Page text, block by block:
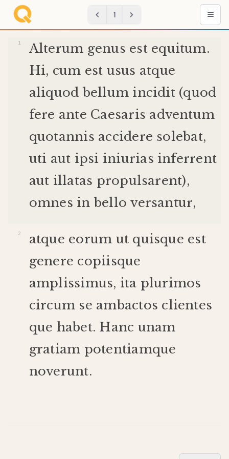
1
Alterum genus est equitum.
Hi, cum est usus atque
aliquod bellum incidit(quod
fere ante Caesaris adventum
quotannis accidere solebat,
uti aut ipsi iniurias inferrent
aut illatas propulsarent),
omnes in bello versantur,
atque eorum ut quisque est
genere copiisque
amplissimus, ita plurimos
circum se ambactos clientes
que habet. Hanc unam
gratiam potentiamque
noverunt.